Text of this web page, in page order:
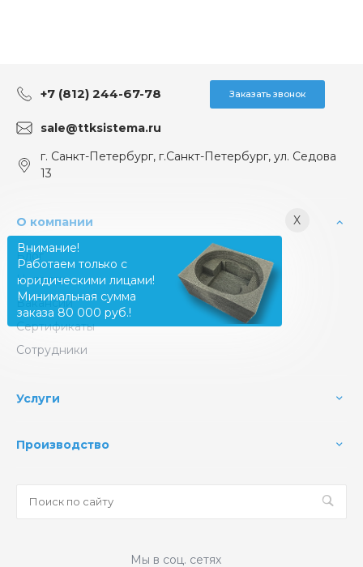
+7 (812) 244-67-78 Заказать звонок
sale@ttksistema.ru
г. Санкт-Петербург, г.Санкт-Петербург, ул. Седова
13
О компании
Блог
Новости
Вакансии
Сертификаты
Сотрудники
Услуги
Производство
Мы в соц. сетях
X
Внимание!
Работаем только с
юридическими лицами!
Минимальная сумма
заказа 80 000 руб.!